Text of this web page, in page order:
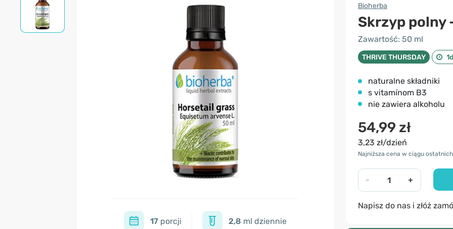
17 porcji 2,8 ml dziennie
Bioherba
Skrzyp polny
Zawartość: 50 ml
THRIVE THURSDAY
naturalne składniki
s vitamínom B3
nie zawiera alkoholu
54,99 zł
3,23 zł/dzień
Najniższa cena w ciągu ostatnich
- +
Napisz do nas i złóż